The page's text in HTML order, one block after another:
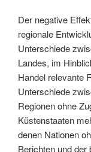
Der negative
regionale
Unterschiede
Landes, im
Handel relevante
Unterschiede
Regionen ohne
Küstenstaaten
denen Nationen
Berichten und der